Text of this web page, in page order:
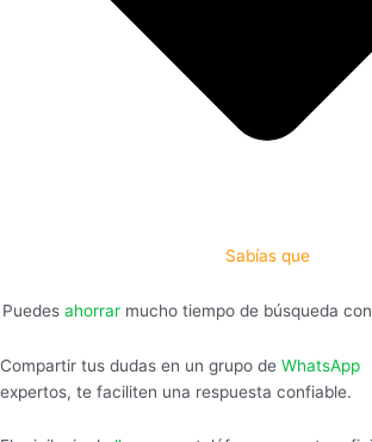
Sabías que
Puedes ahorrar mucho tiempo de búsqueda
Compartir tus dudas en un grupo de WhatsApp
expertos, te faciliten una respuesta confiable.